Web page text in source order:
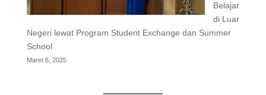
Belajar
di Luar
Negeri lewat Program Student Exchange dan Summer
School
Maret 6, 2025